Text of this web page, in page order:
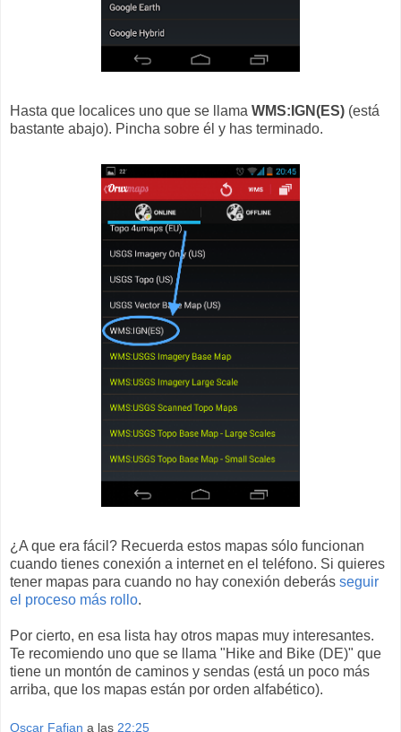
Hasta que localices uno que se llama WMS:IGN(ES) (está
bastante abajo). Pincha sobre él y has terminado.
¿A que era fácil? Recuerda estos mapas sólo funcionan
cuando tienes conexión a internet en el teléfono. Si quieres
tener mapas para cuando no hay conexión deberás seguir
el proceso más rollo.
Por cierto, en esa lista hay otros mapas muy interesantes.
Te recomiendo uno que se llama "Hike and Bike (DE)" que
tiene un montón de caminos y sendas (está un poco más
arriba, que los mapas están por orden alfabético).
Oscar Fafian a las 22:25